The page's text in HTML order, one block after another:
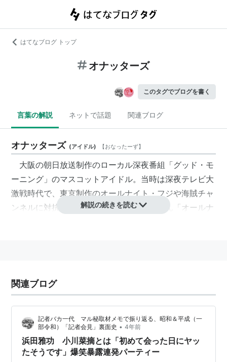
はてなブログ トップ
オナッターズ
このタグでブログを書く
言葉の解説 ネットで話題 関連ブログ
オナッターズ (アイドル) 【おなったーず】
大阪の朝日放送制作のローカル深夜番組「グッド・モ
ーニング」のマスコットアイドル。当時は深夜テレビ大
激戦時代で、東京制作のオールナイト・フジや海賊チャ
ンネルに対抗して始まった。名前はもちろん「オールナ
深野晴美、
解説の続きを読む
関連ブログ
記者バカ一代 マル秘取材メモで振り返る、昭和＆平成（一
部令和）「記者会見」裏面史 • 4年前
浜田雅功 小川菜摘とは「初めて会った日にヤッ
たそうです」爆笑暴露連発パーティー